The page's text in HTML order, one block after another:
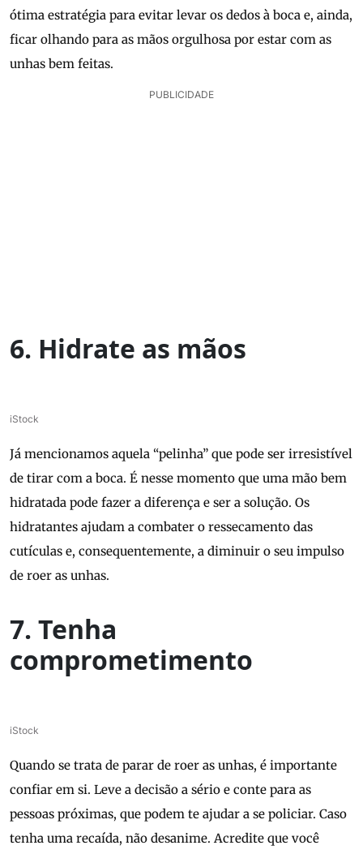
ótima estratégia para evitar levar os dedos à boca e, ainda,
ficar olhando para as mãos orgulhosa por estar com as
unhas bem feitas.
PUBLICIDADE
6. Hidrate as mãos
iStock
Já mencionamos aquela “pelinha” que pode ser irresistível
de tirar com a boca. É nesse momento que uma mão bem
hidratada pode fazer a diferença e ser a solução. Os
hidratantes ajudam a combater o ressecamento das
cutículas e, consequentemente, a diminuir o seu impulso
de roer as unhas.
7. Tenha
comprometimento
iStock
Quando se trata de parar de roer as unhas, é importante
confiar em si. Leve a decisão a sério e conte para as
pessoas próximas, que podem te ajudar a se policiar. Caso
tenha uma recaída, não desanime. Acredite que você